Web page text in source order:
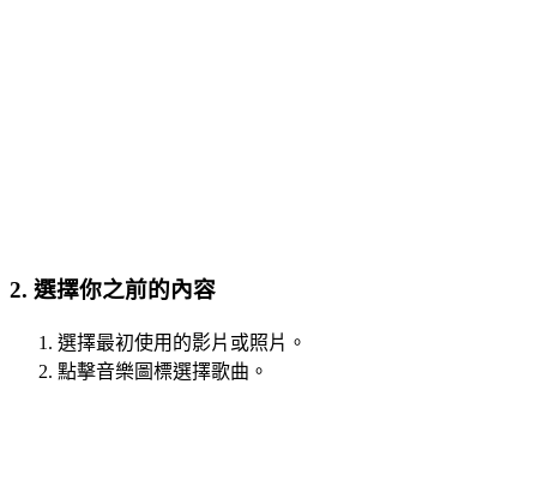
2. 選擇你之前的內容
選擇最初使用的影片或照片。
點擊音樂圖標選擇歌曲。